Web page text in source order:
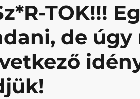
TOK!!!
de